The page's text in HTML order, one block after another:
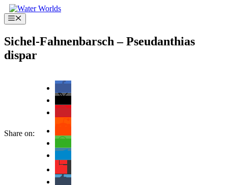
Zum
Inhalt
springen
Menü
Sichel-Fahnenbarsch – Pseudanthias
dispar
Share on: